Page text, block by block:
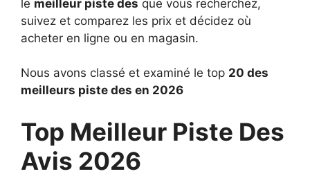
le meilleur piste des que vous recherchez,
suivez et comparez les prix et décidez où
acheter en ligne ou en magasin.
Nous avons classé et examiné le top 20 des
meilleurs piste des en 2026
Top Meilleur Piste Des
Avis 2026